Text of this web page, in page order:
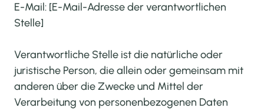
E-Mail: [E-Mail-Adresse der verantwortlichen
Stelle]
Verantwortliche Stelle ist die natürliche oder
juristische Person, die allein oder gemeinsam mit
anderen über die Zwecke und Mittel der
Verarbeitung von personenbezogenen Daten